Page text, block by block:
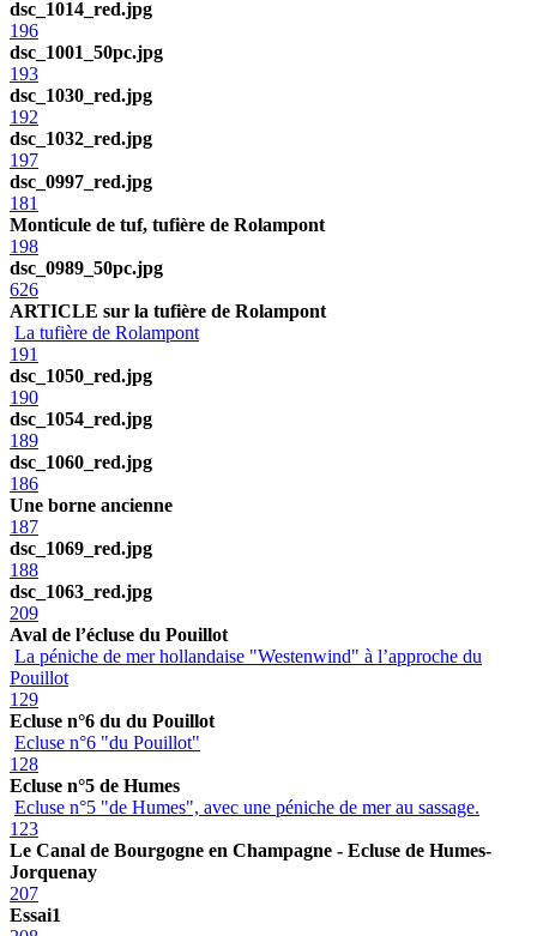
dsc_1014_red.jpg
196
dsc_1001_50pc.jpg
193
dsc_1030_red.jpg
192
dsc_1032_red.jpg
197
dsc_0997_red.jpg
181
Monticule de tuf, tufière de Rolampont
198
dsc_0989_50pc.jpg
626
ARTICLE sur la tufière de Rolampont
La tufière de Rolampont
191
dsc_1050_red.jpg
190
dsc_1054_red.jpg
189
dsc_1060_red.jpg
186
Une borne ancienne
187
dsc_1069_red.jpg
188
dsc_1063_red.jpg
209
Aval de l’écluse du Pouillot
La péniche de mer hollandaise "Westenwind" à l’approche du
Pouillot
129
Ecluse n°6 du du Pouillot
Ecluse n°6 "du Pouillot"
128
Ecluse n°5 de Humes
Ecluse n°5 "de Humes", avec une péniche de mer au sassage.
123
Le Canal de Bourgogne en Champagne - Ecluse de Humes-
Jorquenay
207
Essai1